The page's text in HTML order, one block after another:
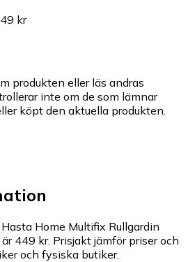
kr
produkten eller läs andras
inte om de som lämnar
köpt den aktuella produkten.
Home Multifix Rullgardin
449 kr. Prisjakt jämför priser och
och fysiska butiker.